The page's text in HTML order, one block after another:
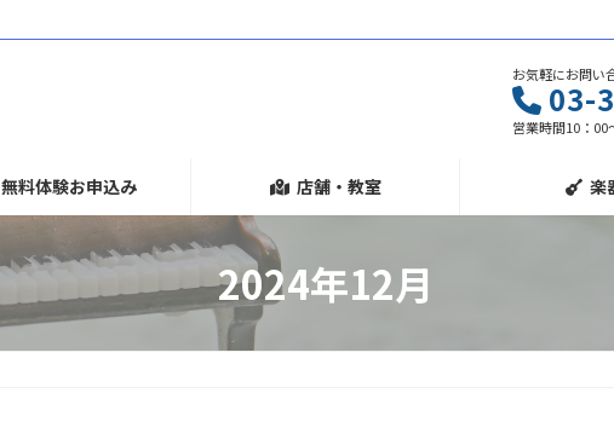
お気軽にお問い
03-
営業時間10：
無料体験お申込み 店舗・教室 楽
2024年12月